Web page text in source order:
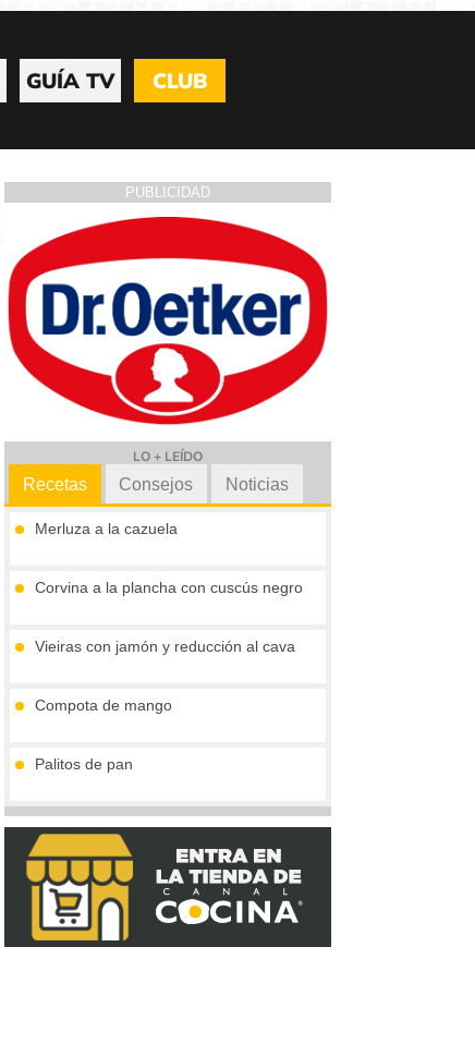
GUÍA TV CLUB
PUBLICIDAD
LO + LEÍDO
Recetas
Merluza a la cazuela
Corvina a la plancha con cuscús negro
Vieiras con jamón y reducción al cava
Compota de mango
Palitos de pan
Tronco de chocolate y turrón (sin gluten)
Consejos Noticias